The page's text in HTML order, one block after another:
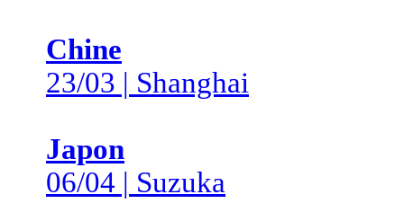
Chine
23/03 | Shanghai
Japon
06/04 | Suzuka